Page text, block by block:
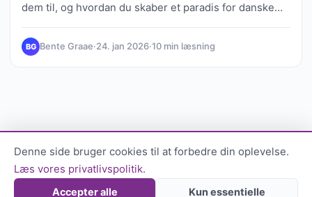
dem til, og hvordan du skaber et paradis for danske
BG Bente Graae·24. jan 2026·10 min læsning
Denne side bruger cookies til at forbedre din oplevelse.
Læs vores privatlivspolitik.
Accepter alle Kun essentielle